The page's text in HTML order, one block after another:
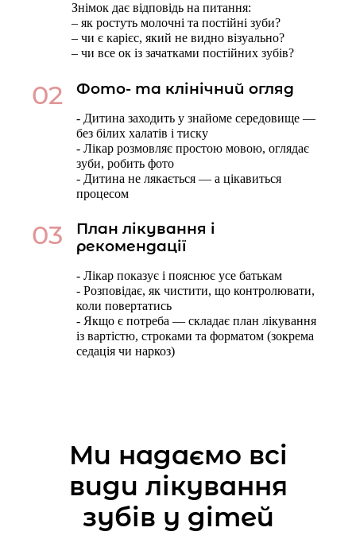
Знімок дає відповідь на питання:
– як ростуть молочні та постійні зуби?
– чи є карієс, який не видно візуально?
– чи все ок із зачатками постійних зубів?
02 Фото- та клінічний огляд
- Дитина заходить у знайоме середовище —
без білих халатів і тиску
- Лікар розмовляє простою мовою, оглядає
зуби, робить фото
- Дитина не лякається — а цікавиться
процесом
03
План лікування і
рекомендації
- Лікар показує і пояснює усе батькам
- Розповідає, як чистити, що контролювати,
коли повертатись
- Якщо є потреба — складає план лікування
із вартістю, строками та форматом (зокрема
седація чи наркоз)
Ми надаємо всі
види лікування
зубів у дітей